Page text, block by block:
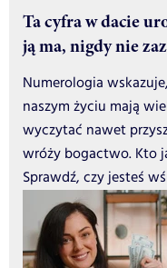
Ta cyfra w dacie
ją ma, nigdy nie
Numerologia
naszym życiu mają
wyczytać nawet
wróży bogactwo. Kto
Sprawdź, czy jesteś